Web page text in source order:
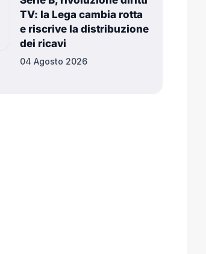
TV: la Lega cambia rotta
e riscrive la distribuzione
dei ricavi
04 Agosto 2026